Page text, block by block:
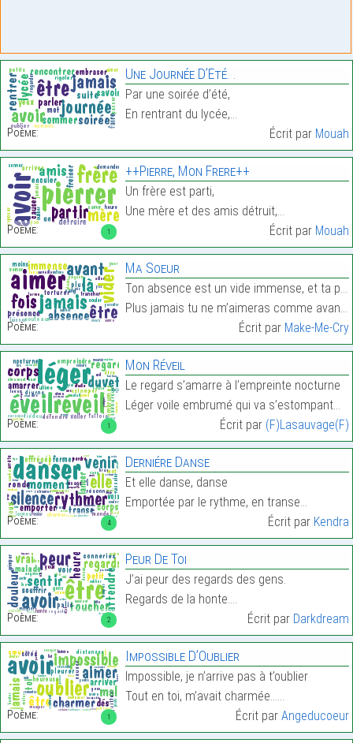
Poème:
Une Journée D’Été. .
Par une soirée d’été,
En rentrant du lycée,…
Écrit par Mouah
1
Poème:
++Pierre, Mon Frere++
Un frère est parti,
Une mère et des amis détruit,…
Écrit par Mouah
Poème:
Ma Soeur
Ton absence est un vide immense, et ta présence un
Plus jamais tu ne m’aimeras comme avant.…
Écrit par Make-Me-Cry
1
Poème:
Mon Réveil
Le regard s’amarre à l’empreinte nocturne
Léger voile embrumé qui va s’estompant…
Écrit par (F)Lasauvage(F)
4
Poème:
Derniére Danse
Et elle danse, danse
Emportée par le rythme, en transe…
Écrit par Kendra
2
Poème:
Peur De Toi
J’ai peur des regards des gens.
Regards de la honte.…
Écrit par Darkdream
1
Poème:
Impossible D’Oublier
Impossible, je n’arrive pas à t’oublier
Tout en toi, m’avait charmée……
Écrit par Angeducoeur